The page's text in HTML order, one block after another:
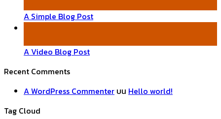
A Simple Blog Post
A Video Blog Post
Recent Comments
A WordPress Commenter บน Hello world!
Tag Cloud